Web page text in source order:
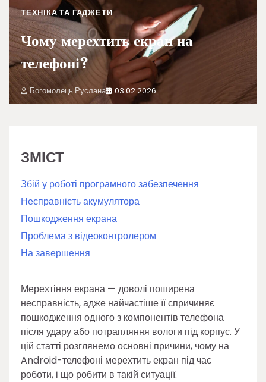
ТЕХНІКА ТА ГАДЖЕТИ
Чому мерехтить екран на
телефоні?
Богомолець Руслана 03.02.2026
ЗМІСТ
Збій у роботі програмного забезпечення
Несправність акумулятора
Пошкодження екрана
Проблема з відеоконтролером
На завершення
Мерехтіння екрана — доволі поширена
несправність, адже найчастіше її спричиняє
пошкодження одного з компонентів телефона
після удару або потрапляння вологи під корпус. У
цій статті розглянемо основні причини, чому на
Android-телефоні мерехтить екран під час
роботи, і що робити в такій ситуації.